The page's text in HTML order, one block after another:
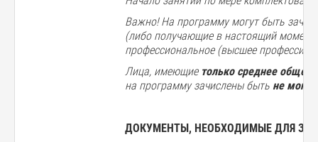
Важно! На программу могут быть
(либо получающие в настоящий
профессиональное (высшее
Лица, имеющие только среднее общее
на программу зачислены быть не могут
ДОКУМЕНТЫ, НЕОБХОДИМЫЕ ДЛЯ